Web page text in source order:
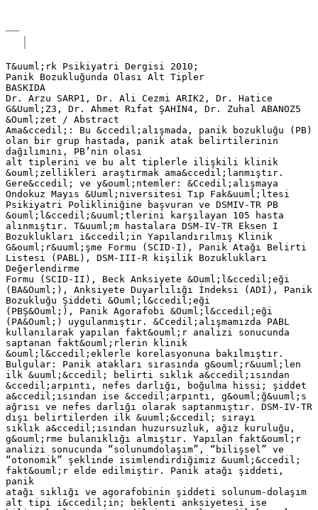
T&uuml;rk Psikiyatri Dergisi 2010;
Panik Bozukluğunda Olası Alt Tipler
BASKIDA
Dr. Arzu SARP1, Dr. Ali Cezmi ARIK2, Dr. Hatice
G&Uuml;Z3, Dr. Ahmet Rıfat ŞAHİN4, Dr. Zuhal ABANOZ5
&Ouml;zet / Abstract
Ama&ccedil;: Bu &ccedil;alışmada, panik bozukluğu (PB)
olan bir grup hastada, panik atak belirtilerinin
dağılımını, PB’nin olası
alt tiplerini ve bu alt tiplerle ilişkili klinik
&ouml;zellikleri araştırmak ama&ccedil;lanmıştır.
Gere&ccedil; ve y&ouml;ntemler: &Ccedil;alışmaya
Ondokuz Mayıs &Uuml;niversitesi Tıp Fak&uuml;ltesi
Psikiyatri Polikliniğine başvuran ve DSMIV-TR PB
&ouml;l&ccedil;&uuml;tlerini karşılayan 105 hasta
alınmıştır. T&uuml;m hastalara DSM-IV-TR Eksen I
Bozuklukları i&ccedil;in Yapılandırılmış Klinik
G&ouml;r&uuml;şme Formu (SCID-I), Panik Atağı Belirti
Listesi (PABL), DSM-III-R kişilik Bozuklukları
Değerlendirme
Formu (SCID-II), Beck Anksiyete &Ouml;l&ccedil;eği
(BA&Ouml;), Anksiyete Duyarlılığı İndeksi (ADİ), Panik
Bozukluğu Şiddeti &Ouml;l&ccedil;eği
(PBŞ&Ouml;), Panik Agorafobi &Ouml;l&ccedil;eği
(PA&Ouml;) uygulanmıştır. &Ccedil;alışmamızda PABL
kullanılarak yapılan fakt&ouml;r analizi sonucunda
saptanan fakt&ouml;rlerin klinik
&ouml;l&ccedil;eklerle korelasyonuna bakılmıştır.
Bulgular: Panik atakları sırasında g&ouml;r&uuml;len
ilk &uuml;&ccedil; belirti sıklık a&ccedil;ısından
&ccedil;arpıntı, nefes darlığı, boğulma hissi; şiddet
a&ccedil;ısından ise &ccedil;arpıntı, g&ouml;ğ&uuml;s
ağrısı ve nefes darlığı olarak saptanmıştır. DSM-IV-TR
dışı belirtilerden ilk &uuml;&ccedil; sırayı
sıklık a&ccedil;ısından huzursuzluk, ağız kuruluğu,
g&ouml;rme bulanıklığı almıştır. Yapılan fakt&ouml;r
analizi sonucunda “solunumdolaşım”, “bilişsel” ve
“otonomik” şeklinde isimlendirdiğimiz &uuml;&ccedil;
fakt&ouml;r elde edilmiştir. Panik atağı şiddeti,
panik
atağı sıklığı ve agorafobinin şiddeti solunum-dolaşım
alt tipi i&ccedil;in; beklenti anksiyetesi ise